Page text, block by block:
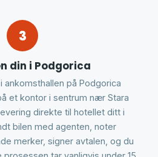
3
din i Podgorica
ankomsthallen på Podgorica
et kontor i sentrum nær Stara
direkte til hotellet ditt i
bilen med agenten, noter
merker, signer avtalen, og du